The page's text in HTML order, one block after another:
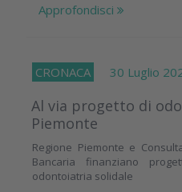
Approfondisci
CRONACA 30 Luglio
Al via progetto di
Piemonte
Regione Piemonte e
Bancaria finanziano
odontoiatria solidale